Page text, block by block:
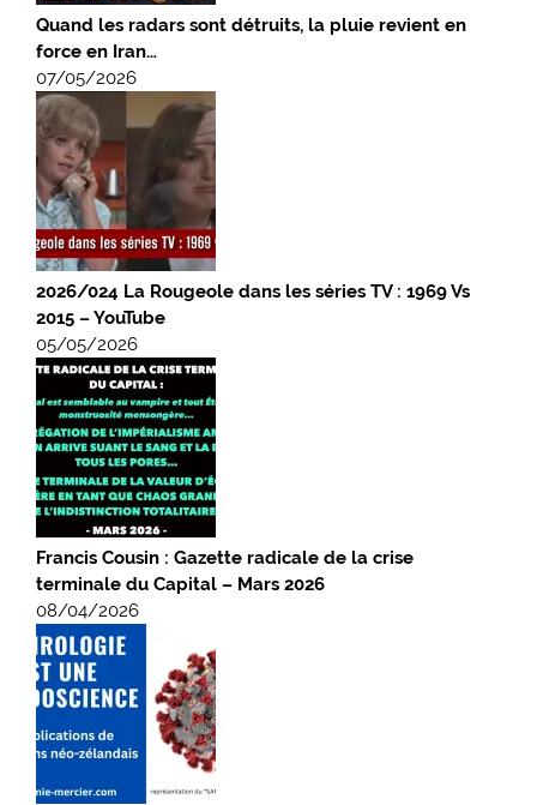
Quand les radars sont détruits, la pluie revient en
force en Iran…
07/05/2026
2026/024 La Rougeole dans les séries TV : 1969 Vs
2015 – YouTube
05/05/2026
Francis Cousin : Gazette radicale de la crise
terminale du Capital – Mars 2026
08/04/2026